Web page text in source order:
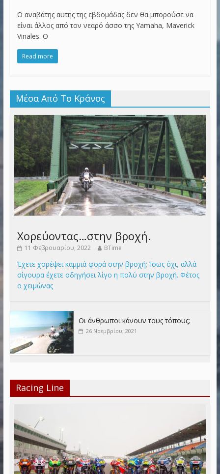
Ο αναβάτης αυτής της εβδομάδας δεν θα μπορούσε να
είναι άλλος από τον νεαρό άσσο της Yamaha, Maverick
Vinales. Ο
Read more
Μέσα Από Το Κράνος
Χορεύοντας…στην βροχή.
11 Φεβρουαρίου, 2022 BTime
Έχετε χορέψει καμμιά φορά στην βροχή; Ίσως όχι, αλλά
σίγουρα έχετε οδηγήσει λίγο η πολύ στην βροχή. Φέτος
ο χειμώνας
Οι άνθρωποι κάνουν τους τόπους;
26 Νοεμβρίου, 2021
Racing Line